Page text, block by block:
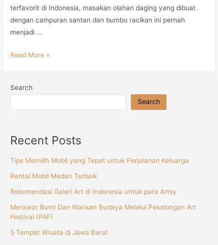
terfavorit di Indonesia, masakan olahan daging yang dibuat
dengan campuran santan dan bumbu racikan ini pernah
menjadi …
Read More »
Search
Search
Recent Posts
Tips Memilih Mobil yang Tepat untuk Perjalanan Keluarga
Rental Mobil Medan Terbaik
Rekomendasi Galeri Art di Indonesia untuk para Artsy
Merawat Bumi Dan Warisan Budaya Melalui Pekalongan Art
Festival (PAF)
5 Tempat Wisata di Jawa Barat